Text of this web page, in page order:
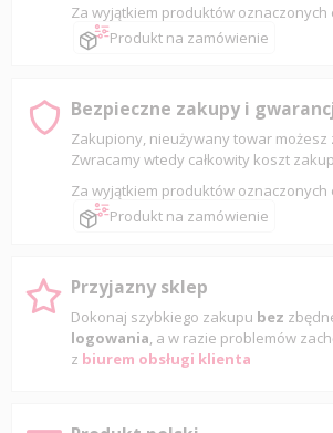
Za wyjątkiem produktów oznaczonych
Produkt na zamówienie
Bezpieczne zakupy i
Zakupiony, nieużywany towar możesz
Zwracamy wtedy całkowity koszt
Za wyjątkiem produktów oznaczonych
Produkt na zamówienie
Przyjazny sklep
Dokonaj szybkiego zakupu bez
logowania, a w razie problemów
z biurem obsługi klienta